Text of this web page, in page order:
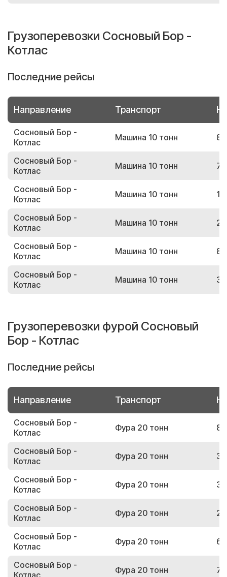
Грузоперевозки Сосновый Бор -
Котлас
Последние рейсы
Направление Транспорт
Сосновый Бор -
Котлас
Машина 10 тонн
Сосновый Бор -
Котлас
Машина 10 тонн
Сосновый Бор -
Котлас
Машина 10 тонн
Сосновый Бор -
Котлас
Машина 10 тонн
Сосновый Бор -
Котлас
Машина 10 тонн
Сосновый Бор -
Котлас
Машина 10 тонн
Грузоперевозки фурой Сосновый
Бор - Котлас
Последние рейсы
Направление Транспорт
Сосновый Бор -
Котлас
Фура 20 тонн
Сосновый Бор -
Котлас
Фура 20 тонн
Сосновый Бор -
Котлас
Фура 20 тонн
Сосновый Бор -
Котлас
Фура 20 тонн
Сосновый Бор -
Котлас
Фура 20 тонн
Сосновый Бор -
Котлас
Фура 20 тонн